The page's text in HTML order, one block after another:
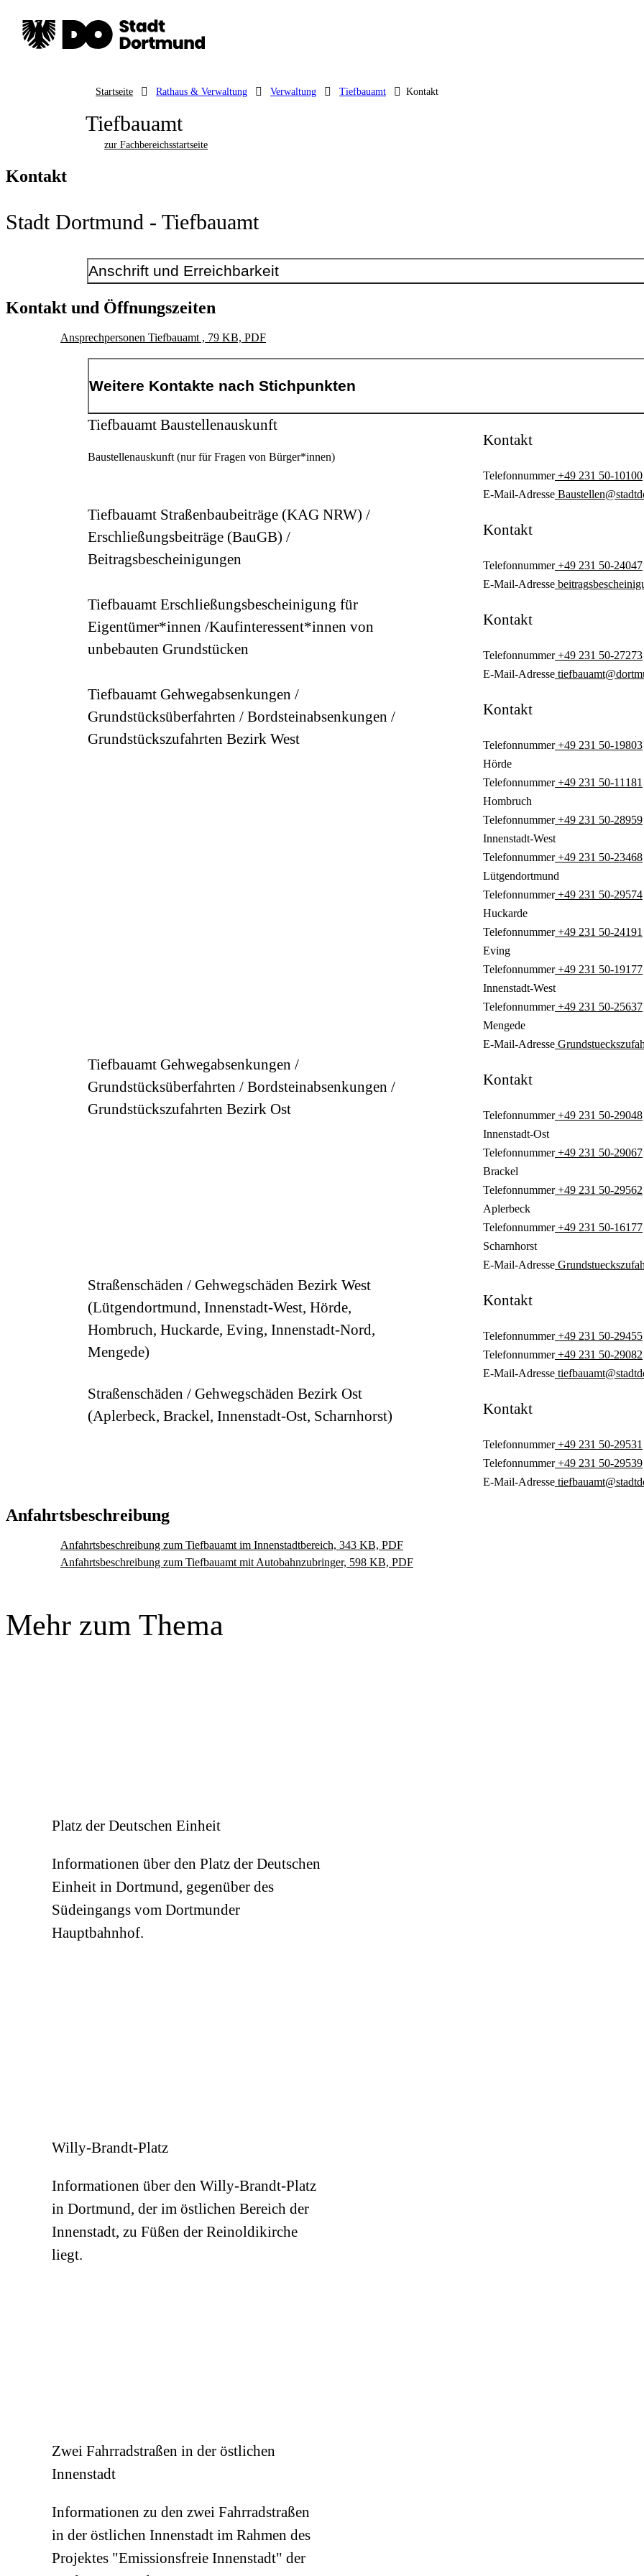
Startseite Rathaus & Verwaltung Verwaltung Tiefbauamt Kontakt
Tiefbauamt
zur Fachbereichsstartseite
Kontakt
Stadt Dortmund - Tiefbauamt
Anschrift und Erreichbarkeit
Kontakt
E-Mail-Adressetiefbauamt@dortmund.de
dortmund.de/tiefbauamt
Königswall14
44137 Dortmund
Kontakt und Öffnungszeiten
Ansprechpersonen Tiefbauamt , 79 KB, PDF
Weitere Kontakte nach Stichpunkten
Tiefbauamt Baustellenauskunft
Baustellenauskunft (nur für Fragen von Bürger*innen)
Kontakt
Telefonnummer+49 231 50-10100
E-Mail-Adresse
Tiefbauamt Straßenbaubeiträge (KAG NRW) /
Erschließungsbeiträge (BauGB) /
Beitragsbescheinigungen
Kontakt
Telefonnummer+49 231 50-24047
E-Mail-Adresse
Tiefbauamt Erschließungsbescheinigung für
Eigentümer*innen /Kaufinteressent*innen von
unbebauten Grundstücken
Kontakt
Telefonnummer+49 231 50-27273
E-Mail-Adresse
Tiefbauamt Gehwegabsenkungen /
Grundstücksüberfahrten / Bordsteinabsenkungen /
Grundstückszufahrten Bezirk West
Kontakt
Telefonnummer+49 231 50-19803
Hörde
Telefonnummer+49 231 50-11181
Hombruch
Telefonnummer+49 231 50-28959
Innenstadt-West
Telefonnummer+49 231 50-23468
Lütgendortmund
Telefonnummer+49 231 50-29574
Huckarde
Telefonnummer+49 231 50-24191
Eving
Telefonnummer+49 231 50-19177
Innenstadt-West
Telefonnummer+49 231 50-25637
Mengede
E-Mail-Adresse
Tiefbauamt Gehwegabsenkungen /
Grundstücksüberfahrten / Bordsteinabsenkungen /
Grundstückszufahrten Bezirk Ost
Kontakt
Telefonnummer+49 231 50-29048
Innenstadt-Ost
Telefonnummer+49 231 50-29067
Brackel
Telefonnummer+49 231 50-29562
Aplerbeck
Telefonnummer+49 231 50-16177
Scharnhorst
E-Mail-Adresse
Straßenschäden / Gehwegschäden Bezirk West
(Lütgendortmund, Innenstadt-West, Hörde,
Hombruch, Huckarde, Eving, Innenstadt-Nord,
Mengede)
Kontakt
Telefonnummer+49 231 50-29455
Telefonnummer+49 231 50-29082
E-Mail-Adresse
Straßenschäden / Gehwegschäden Bezirk Ost
(Aplerbeck, Brackel, Innenstadt-Ost, Scharnhorst)
Kontakt
Telefonnummer+49 231 50-29531
Telefonnummer+49 231 50-29539
E-Mail-Adresse
Anfahrtsbeschreibung
Anfahrtsbeschreibung zum Tiefbauamt im Innenstadtbereich, 343 KB, PDF
Anfahrtsbeschreibung zum Tiefbauamt mit Autobahnzubringer, 598 KB, PDF
Mehr zum Thema
Platz der Deutschen Einheit
Informationen über den Platz der Deutschen
Einheit in Dortmund, gegenüber des
Südeingangs vom Dortmunder
Hauptbahnhof.
Willy-Brandt-Platz
Informationen über den Willy-Brandt-Platz
in Dortmund, der im östlichen Bereich der
Innenstadt, zu Füßen der Reinoldikirche
liegt.
Zwei Fahrradstraßen in der östlichen
Innenstadt
Informationen zu den zwei Fahrradstraßen
in der östlichen Innenstadt im Rahmen des
Projektes "Emissionsfreie Innenstadt" der